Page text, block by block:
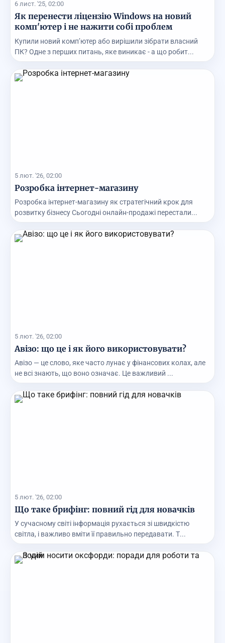
6 лист. '25, 02:00
Як перенести ліцензію Windows на новий
комп'ютер і не нажити собі проблем
Купили новий комп’ютер або вирішили зібрати власний
ПК? Одне з перших питань, яке виникає - а що робит...
5 лют. '26, 02:00
Розробка інтернет-магазину
Розробка інтернет-магазину як стратегічний крок для
розвитку бізнесу Сьогодні онлайн-продажі перестали...
5 лют. '26, 02:00
Авізо: що це і як його використовувати?
Авізо — це слово, яке часто лунає у фінансових колах, але
не всі знають, що воно означає. Це важливий ...
5 лют. '26, 02:00
Що таке брифінг: повний гід для новачків
У сучасному світі інформація рухається зі швидкістю
світла, і важливо вміти її правильно передавати. Т...